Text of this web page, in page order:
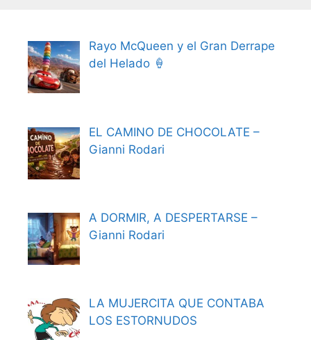
Rayo McQueen y el Gran Derrape
del Helado 🍦
EL CAMINO DE CHOCOLATE –
Gianni Rodari
A DORMIR, A DESPERTARSE –
Gianni Rodari
LA MUJERCITA QUE CONTABA
LOS ESTORNUDOS